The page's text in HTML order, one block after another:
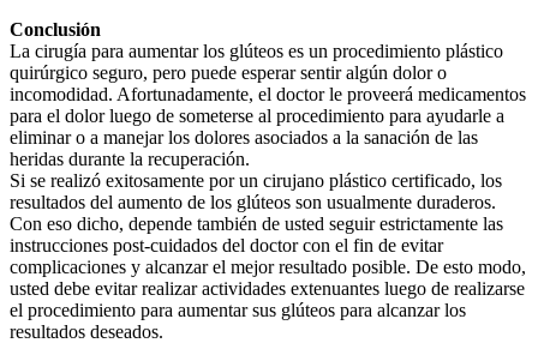
Conclusión
La cirugía para aumentar los glúteos es un procedimiento plástico
quirúrgico seguro, pero puede esperar sentir algún dolor o
incomodidad. Afortunadamente, el doctor le proveerá medicamentos
para el dolor luego de someterse al procedimiento para ayudarle a
eliminar o a manejar los dolores asociados a la sanación de las
heridas durante la recuperación.
Si se realizó exitosamente por un cirujano plástico certificado, los
resultados del aumento de los glúteos son usualmente duraderos.
Con eso dicho, depende también de usted seguir estrictamente las
instrucciones post-cuidados del doctor con el fin de evitar
complicaciones y alcanzar el mejor resultado posible. De esto modo,
usted debe evitar realizar actividades extenuantes luego de realizarse
el procedimiento para aumentar sus glúteos para alcanzar los
resultados deseados.